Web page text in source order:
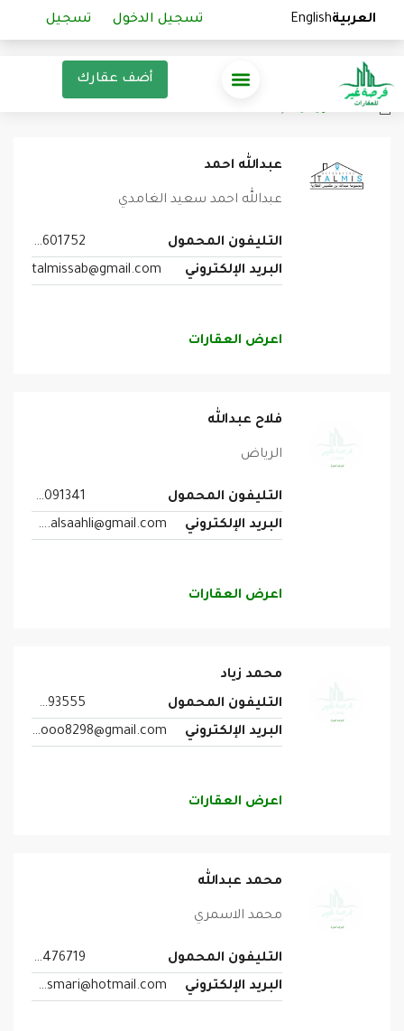
العربيةEnglish تسجيل الدخول تسجيل العربيةEnglish تسجيل الدخول تسجيل
أضف عقارك
الصفحة الرئيسية
عبدالله احمد
عبدالله احمد سعيد الغامدي
التليفون المحمول
0504601752
البريد الإلكتروني
talmissab@gmail.com
اعرض العقارات
فلاح عبدالله
الرياض
التليفون المحمول
0560091341
البريد الإلكتروني
falah.alsaahli@gmail.com
اعرض العقارات
محمد زياد
التليفون المحمول
0542593555
البريد الإلكتروني
mmooo8298@gmail.com
اعرض العقارات
محمد عبدالله
محمد الاسمري
التليفون المحمول
0555476719
البريد الإلكتروني
mohammed.alasmari@hotmail.com